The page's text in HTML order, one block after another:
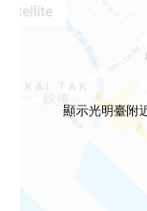
顯示光明臺附